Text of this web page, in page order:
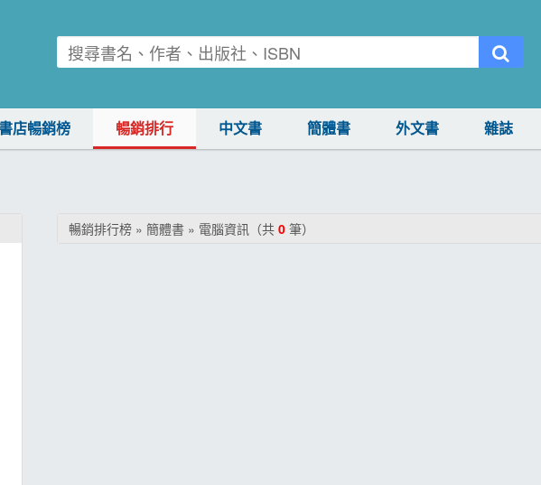
店暢銷榜 暢銷排行 中文書 簡體書 外文書 雜誌
暢銷排行榜 » 簡體書 » 電腦資訊（共 0筆）